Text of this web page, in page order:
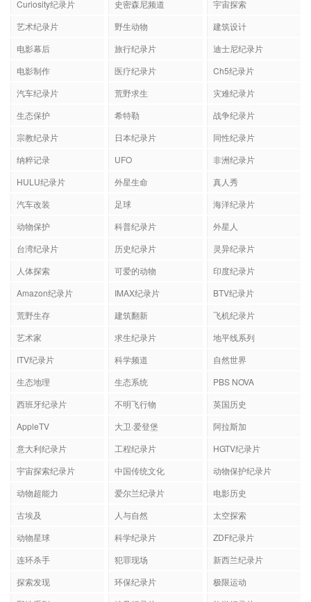
Curiosity纪录片 史密森尼频道
宇宙探索
艺术纪录片
野生动物
建筑设计
电影幕后
旅行纪录片
迪士尼纪录片
电影制作
医疗纪录片
Ch5纪录片
汽车纪录片
荒野求生
灾难纪录片
生态保护
希特勒
战争纪录片
宗教纪录片
日本纪录片
同性纪录片
纳粹记录
UFO
非洲纪录片
HULU纪录片
外星生命
真人秀
汽车改装
足球
海洋纪录片
动物保护
科普纪录片
外星人
台湾纪录片
历史纪录片
灵异纪录片
人体探索
可爱的动物
印度纪录片
Amazon纪录片
IMAX纪录片
BTV纪录片
荒野生存
建筑翻新
飞机纪录片
艺术家
求生纪录片
地平线系列
ITV纪录片
科学频道
自然世界
生态地理
生态系统
PBS NOVA
西班牙纪录片
不明飞行物
英国历史
AppleTV
大卫·爱登堡
阿拉斯加
意大利纪录片
工程纪录片
HGTV纪录片
宇宙探索纪录片
中国传统文化
动物保护纪录片
动物超能力
爱尔兰纪录片
电影历史
古埃及
人与自然
太空探索
动物星球
科学纪录片
ZDF纪录片
连环杀手
犯罪现场
新西兰纪录片
探索发现
环保纪录片
极限运动